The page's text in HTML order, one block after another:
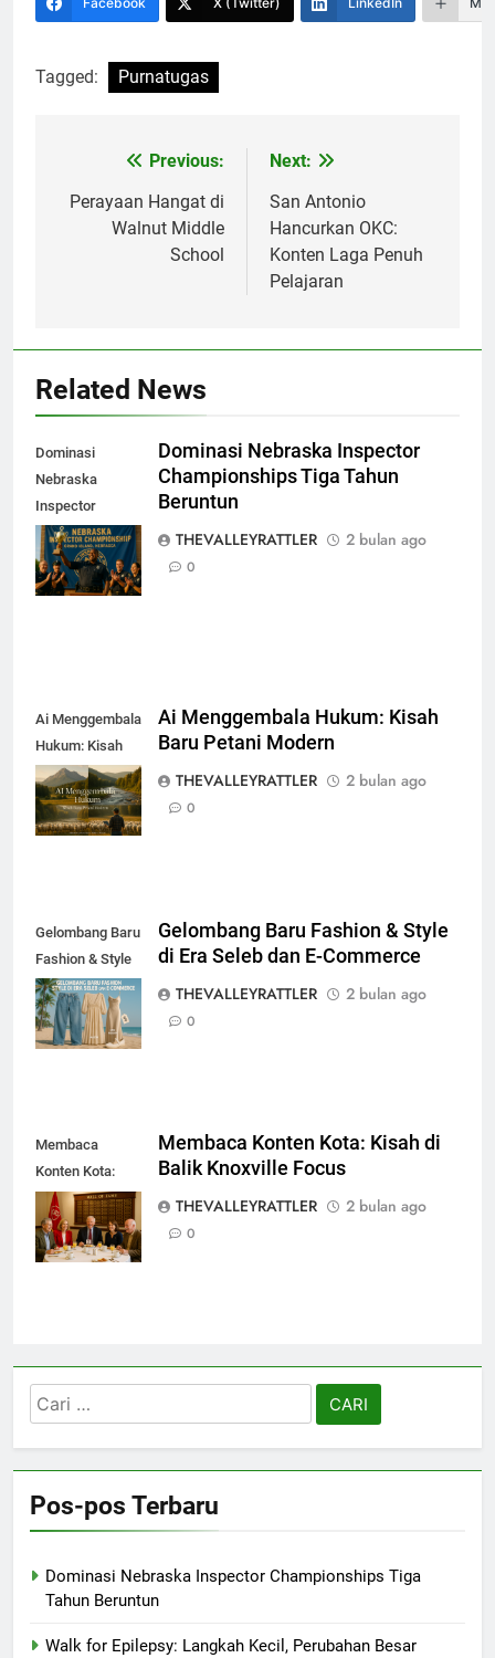
Tagged: Purnatugas
Navigasi
pos
Previous:
Perayaan Hangat di
Walnut Middle
School
Next:
San Antonio
Hancurkan OKC:
Konten Laga Penuh
Pelajaran
Related News
Dominasi
Nebraska
Inspector
Championships
Tiga Tahun
Beruntun
Dominasi Nebraska Inspector
Championships Tiga Tahun
Beruntun
THEVALLEYRATTLER
2 bulan ago
0
Ai Menggembala
Hukum: Kisah
Baru Petani
Modern
Ai Menggembala Hukum: Kisah
Baru Petani Modern
THEVALLEYRATTLER
2 bulan ago
0
Gelombang Baru
Fashion & Style
di Era Seleb dan
E-Commerce
Gelombang Baru Fashion & Style
di Era Seleb dan E-Commerce
THEVALLEYRATTLER
2 bulan ago
0
Membaca
Konten Kota:
Kisah di Balik
Knoxville Focus
Membaca Konten Kota: Kisah di
Balik Knoxville Focus
THEVALLEYRATTLER
2 bulan ago
0
Cari
untuk:
Pos-pos Terbaru
Dominasi Nebraska Inspector Championships Tiga
Tahun Beruntun
Walk for Epilepsy: Langkah Kecil, Perubahan Besar